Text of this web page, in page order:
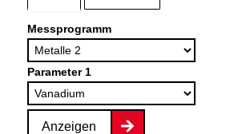
Messprogramm
Parameter 1
Anzeigen